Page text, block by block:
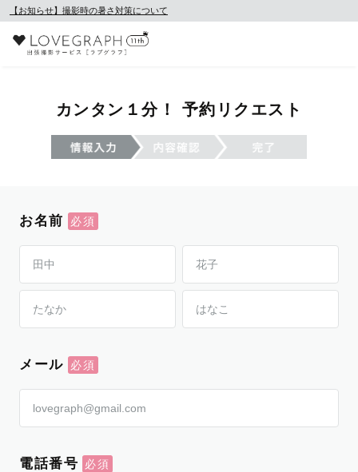
【お知らせ】撮影時の暑さ対策について
カンタン１分！ 予約リクエスト
お名前
メール
電話番号